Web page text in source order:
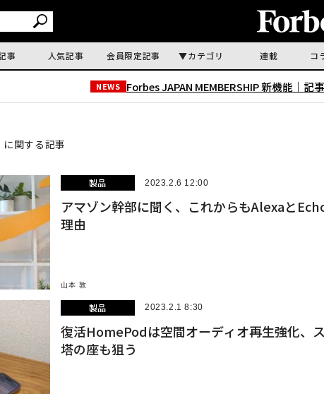
事 人気記事 会員限定記事 カテゴリ 連載 コ
NEWS Forbes JAPAN MEMBERSHIP 新機能｜ 記
関する記事
製品 2023.2.6 12:00
アマゾン幹部に聞く、これからもAlexaと
理由
山本 敦
製品 2023.2.1 8:30
復活HomePodは空間オーディオ再生強化、
塔の座も狙う